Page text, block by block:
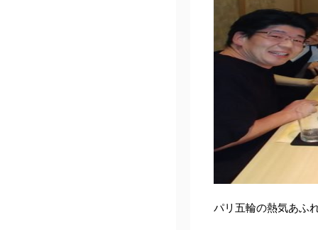
パリ五輪の熱気あふ